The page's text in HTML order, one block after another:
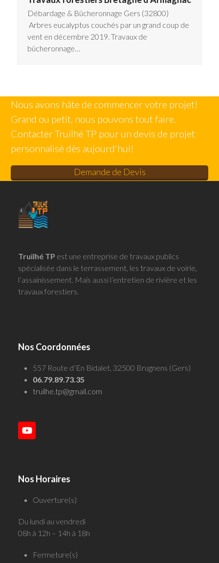
Débardage & Bûcheronnage Gers (32800)
Arbres eucalyptus couchés par un grand coup de
vent en décembre 2019. Travaux de
bûcheronnage…
Nous avons hâte de commencer votre projet!
Grand ou petit, nous pouvons tout faire.
Contacter Truilhé TP pour un devis de projet
personnalisé dès aujourd'hui!
Demande de Devis
Truilhé TP est une entreprise de travaux publics
spécialisée dans le terrassement, les travaux de voirie,
l’assainissement. Mais aussi l’entretien de rivière et les
travaux forestiers.
Nos Coordonnées
557 Route d’En Bidalet, 32500 Brugnens (Gers)
06.79.89.73.35
truilhe.tp@gmail.com
YouTube
Nos Horaires
Ouverture(s)
Du lundi au vendredi
08h à 12h – 14h à 18h
Fermeture(s)